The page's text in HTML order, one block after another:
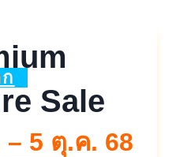
Sale
5 ตุ.ค. 68